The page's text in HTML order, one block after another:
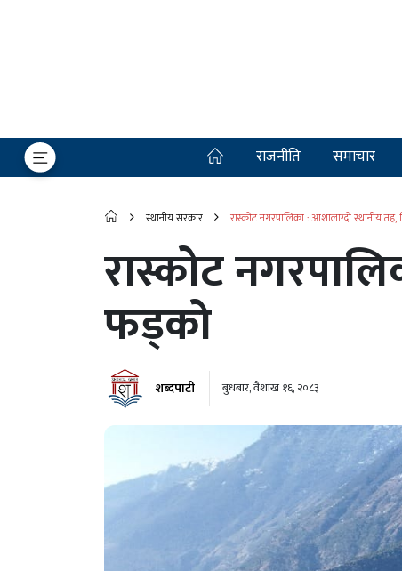
राजनीति समाचार
स्थानीय सरकार रास्कोट नगरपालिका : आशालाग्दो स्थानीय
रास्कोट
फड्को
शब्दपाटी बुधबार, वैशाख १६, २०८३